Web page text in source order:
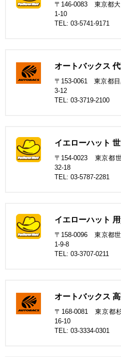
〒146-0083 東京都
1-10
TEL: 03-5741-9171
オートバックス
〒153-0061 東京都目
3-12
TEL: 03-3719-2100
イエローハット
〒154-0023 東京都
32-18
TEL: 03-5787-2281
イエローハット
〒158-0096 東京都
1-9-8
TEL: 03-3707-0211
オートバックス
〒168-0081 東京都
16-10
TEL: 03-3334-0301